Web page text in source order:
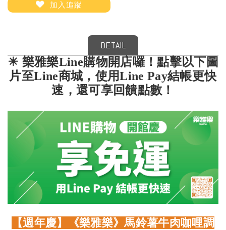
加入追蹤
DETAIL
☀ 樂雅樂Line購物開店囉！點擊以下圖
片至Line商城，使用Line Pay結帳更快
速，還可享回饋點數！
【週年慶】《樂雅樂》馬鈴薯牛肉咖哩調